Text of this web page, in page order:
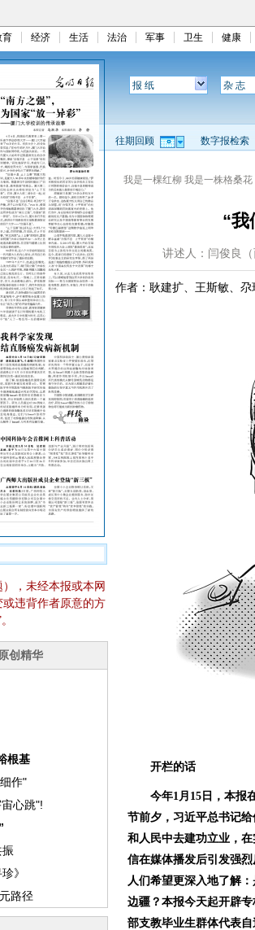
育 经济 生活 法治 军事 卫生 健康
，未经本报或本网
违背作者原意的方
报 纸 杂 志
往期回顾 数字报检索
我是一棵红柳 我是一株格桑花
“我
讲述人：闫俊良
作者：耿建扩、王斯敏、尕
开栏的话
今年1月15日，本报在
节前夕，习近平总书记
和人民中去建功立业，
信在媒体播发后引发强
人们希望更深入地了解
边疆？本报今天起开辟
部支教毕业生群体代表